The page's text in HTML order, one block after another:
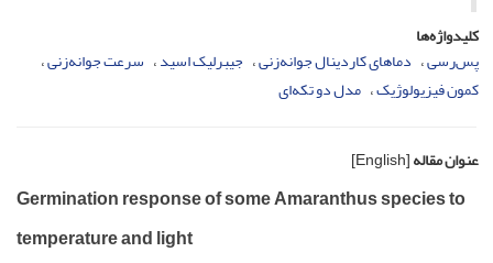
کلیدواژه‌ها
پس‌رسی دماهای کاردینال جوانه‌زنی جیبرلیک اسید سرعت جوانه‌زنی
کمون فیزیولوژیک مدل دو تکه‌ای
عنوان مقاله[English]
Germination response of some Amaranthus species to
temperature and light